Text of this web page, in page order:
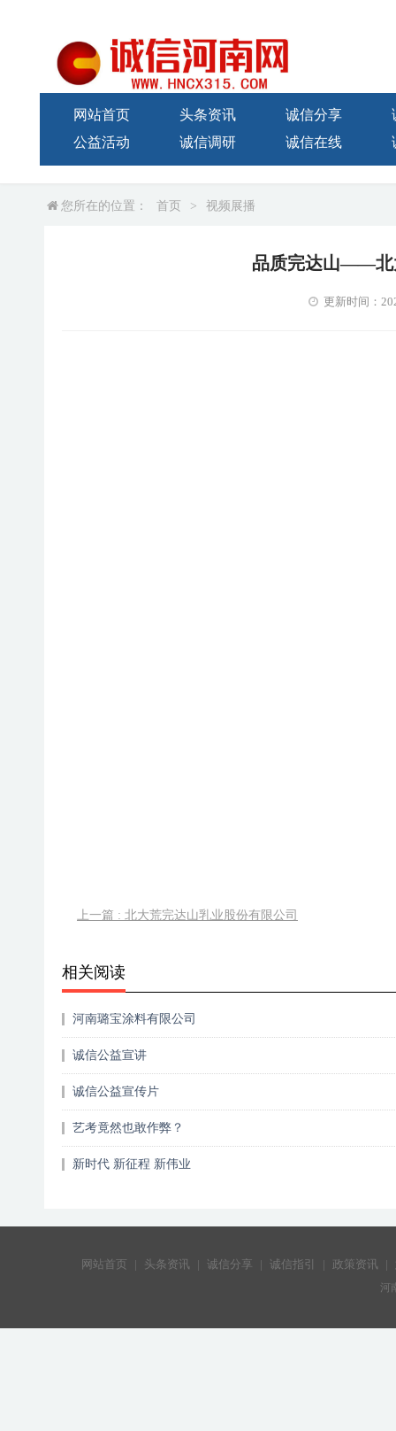
网站首页 头条资讯 诚信分享
公益活动
诚信调研 诚信在线
您所在的位置： 首页 > 视频展播
品质完达山——北
更新时间：
上一篇 : 北大荒完达山乳业股份有限公司
相关阅读
河南璐宝涂料有限公司
诚信公益宣讲
诚信公益宣传片
艺考竟然也敢作弊？
新时代 新征程 新伟业
网站首页 | 头条资讯 | 诚信分享 | 诚信指引 | 政策资讯 |
河